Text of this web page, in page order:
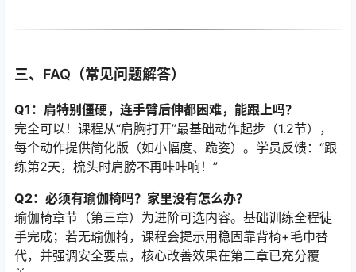
三、FAQ（常见问题解答）
Q1：肩特别僵硬，连手臂后伸都困难，能跟上吗？
完全可以！课程从“肩胸打开”最基础动作起步（1.2节），
每个动作提供简化版（如小幅度、跪姿）。学员反馈：“跟
练第2天，梳头时肩膀不再咔咔响！”
Q2：必须有瑜伽椅吗？家里没有怎么办？
瑜伽椅章节（第三章）为进阶可选内容。基础训练全程徒
手完成；若无瑜伽椅，课程会提示用稳固靠背椅+毛巾替
代，并强调安全要点，核心改善效果在第二章已充分覆